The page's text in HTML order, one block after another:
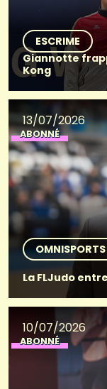
ESCRIME
Giannotte
Kong
13/07/2026
ABONNÉ
OMNISPORTS
La FLJudo
10/07/2026
ABONNÉ